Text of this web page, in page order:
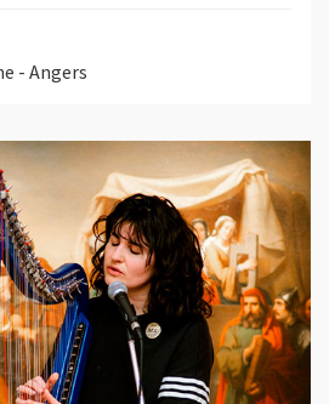
- Angers
: Paysages sonores "Le